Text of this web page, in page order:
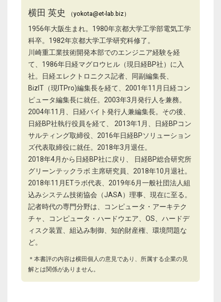
横田 英史 （yokota@et-lab.biz）
1956年大阪生まれ。1980年京都大学工学部電気工学
科卒。1982年京都大学工学研究科修了。
川崎重工業技術開発本部でのエンジニア経験を経
て、1986年日経マグロウヒル（現日経BP社）に入
社。日経エレクトロニクス記者、同副編集長、
BizIT（現ITPro)編集長を経て、2001年11月日経コン
ピュータ編集長に就任。2003年3月発行人を兼務。
2004年11月、日経バイト発行人兼編集長。その後、
日経BP社執行役員を経て、 2013年1月、日経BPコン
サルティング取締役、2016年日経BPソリューション
ズ代表取締役に就任。2018年3月退任。
2018年4月から日経BP社に戻り、 日経BP総合研究所
グリーンテックラボ 主席研究員、2018年10月退社。
2018年11月ETラボ代表、2019年6月一般社団法人組
込みシステム技術協会（JASA）理事、現在に至る。
記者時代の専門分野は、コンピュータ・アーキテク
チャ、コンピュータ・ハードウエア、OS、ハードデ
ィスク装置、組込み制御、知的財産権、環境問題な
ど。
＊本書評の内容は横田個人の意見であり、所属する企業の見
解とは関係がありません。